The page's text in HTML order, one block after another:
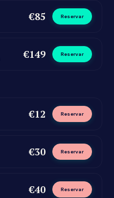
€85 Reservar
€149 Reservar
€12 Reservar
€30 Reservar
€40 Reservar